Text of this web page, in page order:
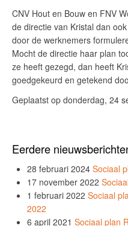
CNV Hout en Bouw en FNV
de directie van Kristal dan
door de werknemers
Mocht de directie haar plan
ze heeft gezegd, dan heeft
goedgekeurd en getekend
Geplaatst op donderdag, 24
Eerdere
28 februari 2024 Sociaal
17 november 2022
1 februari 2022 Sociaal
2022
6 april 2021 Sociaal plan